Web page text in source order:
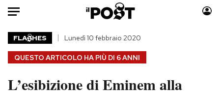
Auto
HOME
Italia
Moda
QUESTO ARTICOLO HA PIÙ DI 6 ANNI
FLA HES Lunedì 10 febbraio 2020
L’esibizione di Eminem alla